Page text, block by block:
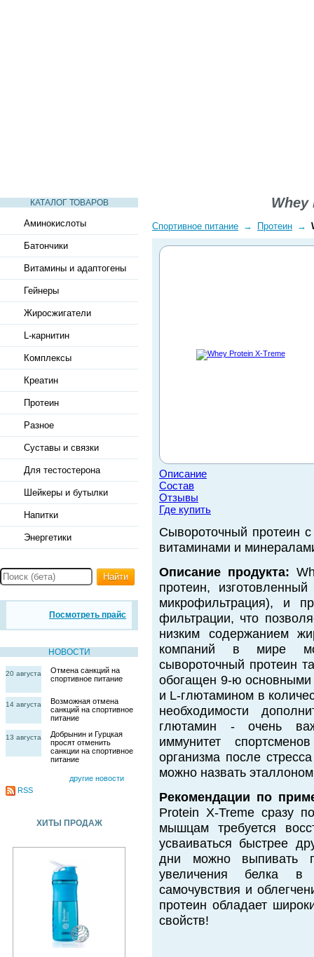
КАТАЛОГ ТОВАРОВ
Аминокислоты
Батончики
Витамины и адаптогены
Гейнеры
Жиросжигатели
L-карнитин
Комплексы
Креатин
Протеин
Разное
Суставы и связки
Для тестостерона
Шейкеры и бутылки
Напитки
Энергетики
Найти
Посмотреть прайс
НОВОСТИ
20 августа
Отмена санкций на
спортивное питание
14 августа
Возможная отмена
санкций на спортивное
питание
13 августа
Добрынин и Гурцкая
просят отменить
санкции на спортивное
питание
другие новости
RSS
ХИТЫ ПРОДАЖ
Whey
Спортивное питание → Протеин →
Описание
Состав
Отзывы
Где купить
Сывороточный протеин
витаминами и
Описание продукта:
протеин,
микрофильтрация), и
фильтрации, что
низким содержанием
компаний в мире
сывороточный протеин
обогащен 9-ю основными
и L-глютамином в
необходимости
глютамин - очень
иммунитет
организма после
можно назвать
Рекомендации по
Protein X-Treme сразу
мышцам требуется
усваиваться быстрее
дни можно выпивать
увеличения белка
самочувствия и
протеин обладает
свойств!